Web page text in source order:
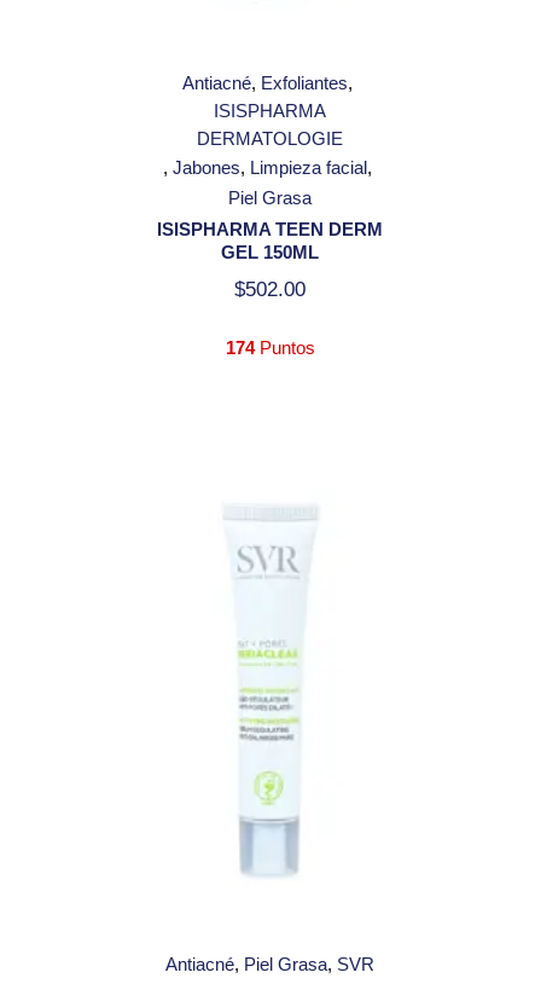
Antiacné Exfoliantes
ISISPHARMA
DERMATOLOGIE
Jabones Limpieza facial
Piel Grasa
ISISPHARMA TEEN DERM
GEL 150ML
$502.00
174Puntos
Antiacné Piel Grasa SVR